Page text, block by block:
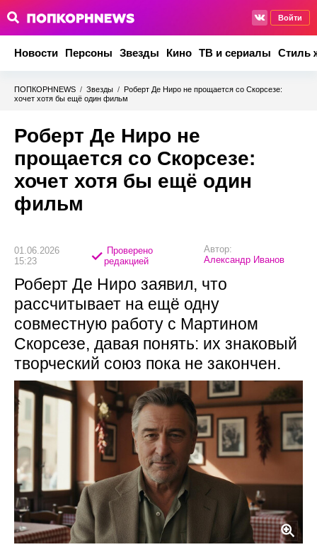
Войти
Новости Персоны Звезды Кино ТВ и сериалы Стиль
ПОПКОРНNEWS / Звезды / Роберт Де Ниро не прощается со Скорсезе:
хочет хотя бы ещё один фильм
Роберт Де Ниро не
прощается со Скорсезе:
хочет хотя бы ещё один
фильм
01.06.2026
15:23
Проверено
редакцией
Автор:
Александр Иванов
Роберт Де Ниро заявил, что
рассчитывает на ещё одну
совместную работу с Мартином
Скорсезе, давая понять: их знаковый
творческий союз пока не закончен.